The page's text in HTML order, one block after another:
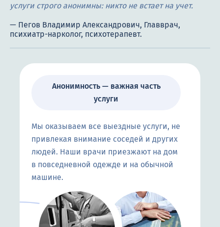
услуги строго анонимны: никто не встает на учет.
Анонимность — важная часть
услуги
Мы оказываем все выездные услуги, не
привлекая внимание соседей и других
людей. Наши врачи приезжают на дом
в повседневной одежде и на обычной
машине.